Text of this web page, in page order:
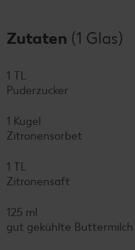
Zutaten (1 Glas)
1 TL
Puderzucker
1 Kugel
Zitronensorbet
1 TL
Zitronensaft
125 ml
gut gekühlte Buttermilch